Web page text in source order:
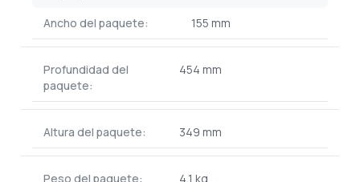
Ancho del paquete: 155 mm
Profundidad del
paquete:
454 mm
Altura del paquete: 349 mm
Peso del paquete: 4,1 kg